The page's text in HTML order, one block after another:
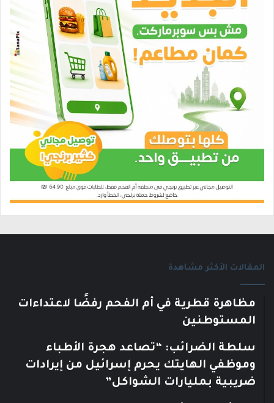
المقالات الأكثر مشاهدة
مظاهرة قطرية في أم الفحم رفضًا لاعتداءات
المستوطنين
سلطة الضرائب: “تصاعد هجرة الأطباء
وموظفي الهايتك يحرم إسرائيل من إيرادات
ضريبية بمليارات الشواكل”